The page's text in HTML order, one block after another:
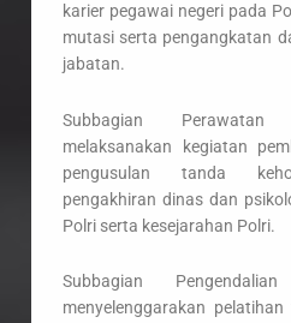
karier pegawai negeri pada
mutasi serta pengangkatan
jabatan.
Subbagian Perawatan
melaksanakan kegiatan
pengusulan tanda
pengakhiran dinas dan
Polri serta kesejarahan Polri.
Subbagian
menyelenggarakan